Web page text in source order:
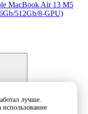
MacBook Air 13 M5
512Gb/8-GPU)
лучше.
использование